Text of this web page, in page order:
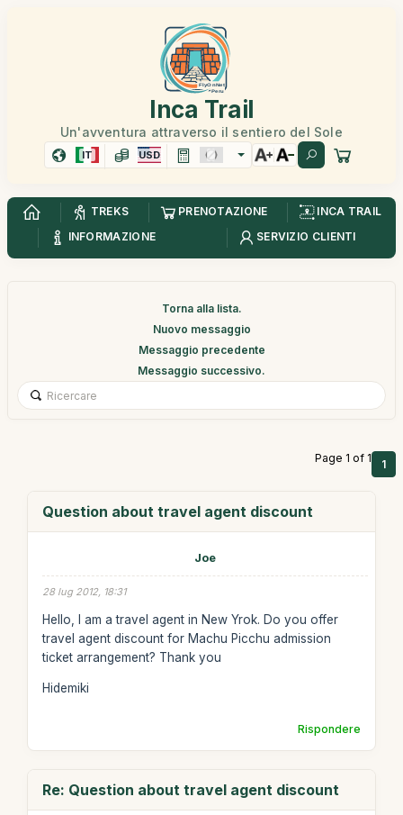
Inca Trail
Un'avventura attraverso il sentiero del Sole
IT USD
TREKS PRENOTAZIONE
INCA TRAIL
INFORMAZIONE
SERVIZIO CLIENTI
Torna alla lista.
Nuovo messaggio
Messaggio precedente
Messaggio successivo.
Page 1 of 1 1
Question about travel agent discount
Joe
28 lug 2012, 18:31
Hello, I am a travel agent in New Yrok. Do you offer
travel agent discount for Machu Picchu admission
ticket arrangement? Thank you
Hidemiki
Rispondere
Re: Question about travel agent discount